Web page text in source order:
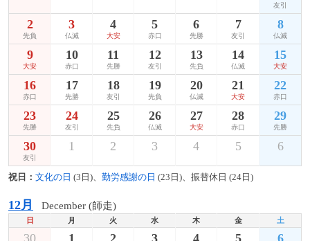
友引
2
先負
3
仏滅
4
大安
5
赤口
6
先勝
7
友引
8
仏滅
9
大安
10
赤口
11
先勝
12
友引
13
先負
14
仏滅
15
大安
16
赤口
17
先勝
18
友引
19
先負
20
仏滅
21
大安
22
赤口
23
先勝
24
友引
25
先負
26
仏滅
27
大安
28
赤口
29
先勝
30
友引
1 2 3 4 5 6
祝日： 文化の日 (3日)、 勤労感謝の日 (23日)、振替休日 (24日)
12月 December (師走)
日 月 火 水 木 金 土